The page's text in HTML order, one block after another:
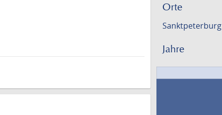
Orte
Sanktpeterburg
Jahre